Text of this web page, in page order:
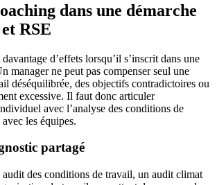
dans une démarche
RSE
d’effets lorsqu’il s’inscrit dans une
manager ne peut pas compenser seul une
déséquilibrée, des objectifs contradictoires ou
excessive. Il faut donc articuler
avec l’analyse des conditions de
les équipes.
partagé
des conditions de travail, un audit climat